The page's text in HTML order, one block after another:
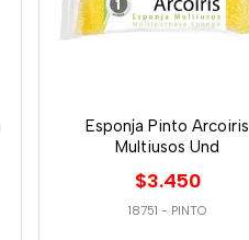
Esponja Pinto Arcoiris
Multiusos Und
$3.450
18751 - PINTO